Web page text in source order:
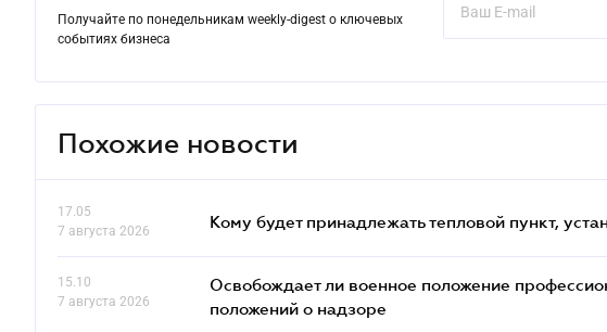
Получайте по понедельникам weekly-digest о ключевых
событиях бизнеса
Похожие новости
17.05
7 августа 2026
Кому будет принадлежать тепловой пункт,
15.10
7 августа 2026
Освобождает ли военное положение
положений о надзоре